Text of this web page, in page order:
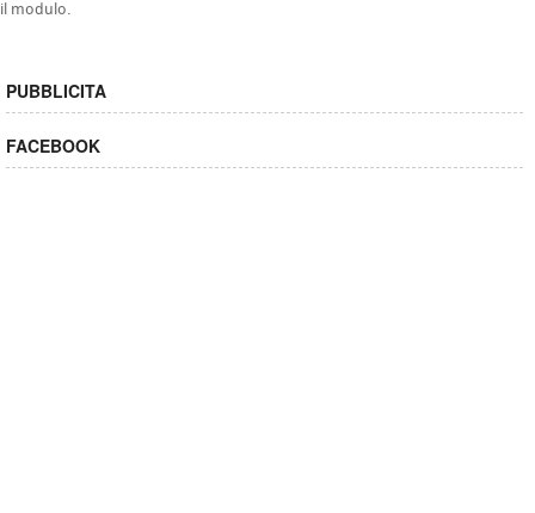
il modulo.
PUBBLICITA
FACEBOOK